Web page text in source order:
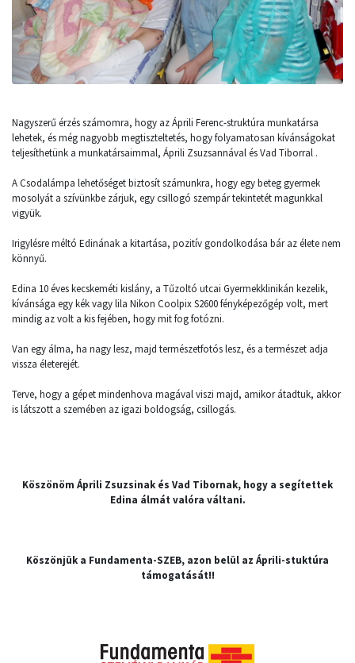
Nagyszerű érzés számomra, hogy az Áprili Ferenc-struktúra munkatársa
lehetek, és még nagyobb megtiszteltetés, hogy folyamatosan kívánságokat
teljesíthetünk a munkatársaimmal, Áprili Zsuzsannával és Vad Tiborral .
A Csodalámpa lehetőséget biztosít számunkra, hogy egy beteg gyermek
mosolyát a szívünkbe zárjuk, egy csillogó szempár tekintetét magunkkal
vigyük.
Irigylésre méltó Edinának a kitartása, pozitív gondolkodása bár az élete nem
könnyű.
Edina 10 éves kecskeméti kislány, a Tűzoltó utcai Gyermekklinikán kezelik,
kívánsága egy kék vagy lila Nikon Coolpix S2600 fényképezőgép volt, mert
mindig az volt a kis fejében, hogy mit fog fotózni.
Van egy álma, ha nagy lesz, majd természetfotós lesz, és a természet adja
vissza életerejét.
Terve, hogy a gépet mindenhova magával viszi majd, amikor átadtuk, akkor
is látszott a szemében az igazi boldogság, csillogás.
Köszönöm Áprili Zsuzsinak és Vad Tibornak, hogy a segítettek
Edina álmát valóra váltani.
Köszönjük a Fundamenta-SZEB, azon belül az Áprili-stuktúra
támogatását!!